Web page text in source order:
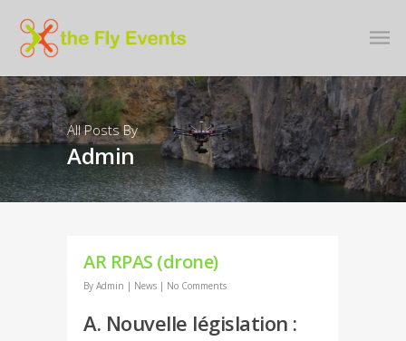
All Posts By
Admin
AR RPAS (drone)
By Admin | News | No Comments
A. Nouvelle législation :